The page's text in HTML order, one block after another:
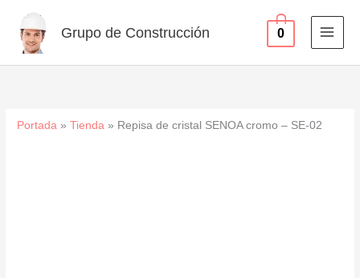
contenido
Grupo de Construcción 0
Portada »Tienda » Repisa de cristal SENOA cromo – SE-02
SE-
02